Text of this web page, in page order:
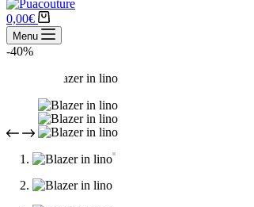
0,00€
Menu
-40%